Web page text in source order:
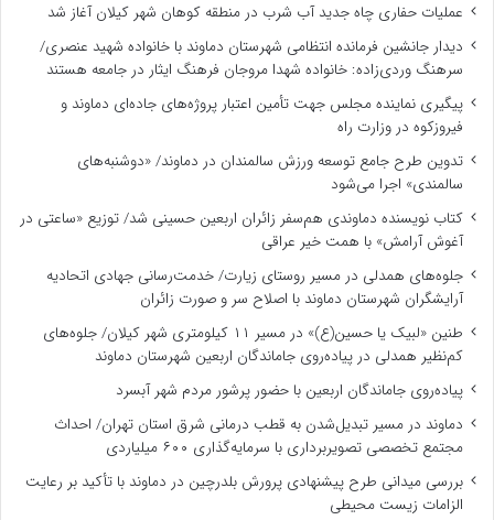
عملیات حفاری چاه جدید آب شرب در منطقه کوهان شهر کیلان آغاز شد
دیدار جانشین فرمانده انتظامی شهرستان دماوند با خانواده شهید عنصری/
سرهنگ وردی‌زاده: خانواده شهدا مروجان فرهنگ ایثار در جامعه هستند
پیگیری نماینده مجلس جهت تأمین اعتبار پروژه‌های جاده‌ای دماوند و
فیروزکوه در وزارت راه
تدوین طرح جامع توسعه ورزش سالمندان در دماوند/ «دوشنبه‌های
سالمندی» اجرا می‌شود
کتاب نویسنده دماوندی هم‌سفر زائران اربعین حسینی شد/ توزیع «ساعتی در
آغوش آرامش» با همت خیر عراقی
جلوه‌های همدلی در مسیر روستای زیارت/ خدمت‌رسانی جهادی اتحادیه
آرایشگران شهرستان دماوند با اصلاح سر و صورت زائران
طنین «لبیک یا حسین(ع)» در مسیر ۱۱ کیلومتری شهر کیلان/ جلوه‌های
کم‌نظیر همدلی در پیاده‌روی جاماندگان اربعین شهرستان دماوند
پیاده‌روی جاماندگان اربعین با حضور پرشور مردم شهر آبسرد
دماوند در مسیر تبدیل‌شدن به قطب درمانی شرق استان تهران/ احداث
مجتمع تخصصی تصویربرداری با سرمایه‌گذاری ۶۰۰ میلیاردی
بررسی میدانی طرح پیشنهادی پرورش بلدرچین در دماوند با تأکید بر رعایت
الزامات زیست ‌محیطی